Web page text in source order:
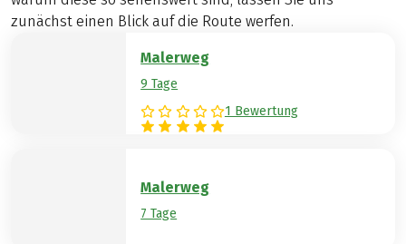
zunächst einen Blick auf die Route werfen.
Malerweg
9 Tage
1 Bewertung
Malerweg
7 Tage